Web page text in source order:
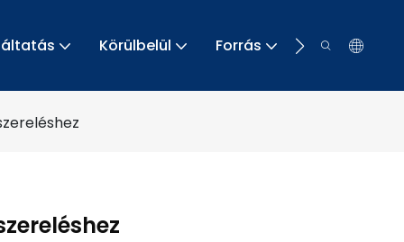
Körülbelül Forrás Kapcsolat